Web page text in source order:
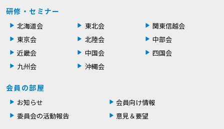
研修・セミナー
北海道会 東北会
関東信越会
東京会
北陸会
中部会
近畿会
中国会
四国会
九州会
沖縄会
会員の部屋
お知らせ
会員向け情報
委員会の活動報告
意見＆要望